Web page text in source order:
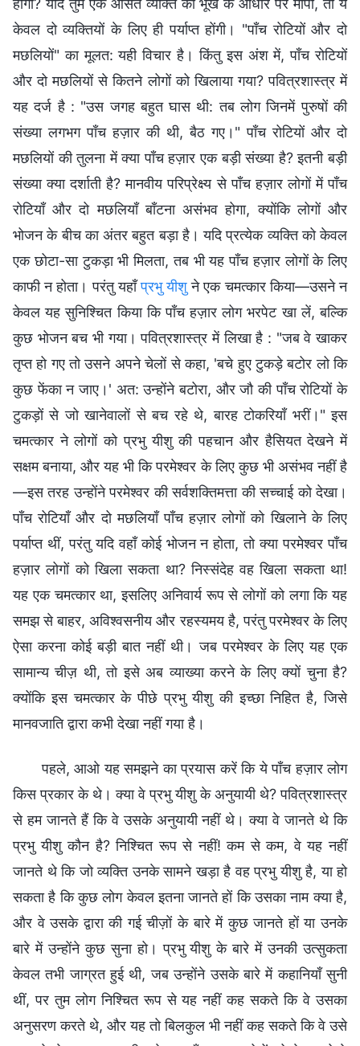
केवल दो व्यक्तियों के लिए ही पर्याप्त होंगी। "पाँच रोटियों और दो
मछलियों" का मूलत: यही विचार है। किंतु इस अंश में, पाँच रोटियों
और दो मछलियों से कितने लोगों को खिलाया गया? पवित्रशास्त्र में
यह दर्ज है : "उस जगह बहुत घास थी: तब लोग जिनमें पुरुषों की
संख्या लगभग पाँच हज़ार की थी, बैठ गए।" पाँच रोटियों और दो
मछलियों की तुलना में क्या पाँच हज़ार एक बड़ी संख्या है? इतनी बड़ी
संख्या क्या दर्शाती है? मानवीय परिप्रेक्ष्य से पाँच हज़ार लोगों में पाँच
रोटियाँ और दो मछलियाँ बाँटना असंभव होगा, क्योंकि लोगों और
भोजन के बीच का अंतर बहुत बड़ा है। यदि प्रत्येक व्यक्ति को केवल
एक छोटा-सा टुकड़ा भी मिलता, तब भी यह पाँच हज़ार लोगों के लिए
काफी न होता। परंतु यहाँप्रभु यीशुने एक चमत्कार किया—उसने न
केवल यह सुनिश्चित किया कि पाँच हज़ार लोग भरपेट खा लें, बल्कि
कुछ भोजन बच भी गया। पवित्रशास्त्र में लिखा है : "जब वे खाकर
तृप्‍त हो गए तो उसने अपने चेलों से कहा, 'बचे हुए टुकड़े बटोर लो कि
कुछ फेंका न जाए।' अत: उन्होंने बटोरा, और जौ की पाँच रोटियों के
टुकड़ों से जो खानेवालों से बच रहे थे, बारह टोकरियाँ भरीं।" इस
चमत्कार ने लोगों को प्रभु यीशु की पहचान और हैसियत देखने में
सक्षम बनाया, और यह भी कि परमेश्वर के लिए कुछ भी असंभव नहीं है
—इस तरह उन्होंने परमेश्वर की सर्वशक्तिमत्ता की सच्चाई को देखा।
पाँच रोटियाँ और दो मछलियाँ पाँच हज़ार लोगों को खिलाने के लिए
पर्याप्त थीं, परंतु यदि वहाँ कोई भोजन न होता, तो क्या परमेश्वर पाँच
हज़ार लोगों को खिला सकता था? निस्संदेह वह खिला सकता था!
यह एक चमत्कार था, इसलिए अनिवार्य रूप से लोगों को लगा कि यह
समझ से बाहर, अविश्वसनीय और रहस्यमय है, परंतु परमेश्वर के लिए
ऐसा करना कोई बड़ी बात नहीं थी। जब परमेश्वर के लिए यह एक
सामान्य चीज़ थी, तो इसे अब व्याख्या करने के लिए क्यों चुना है?
क्योंकि इस चमत्कार के पीछे प्रभु यीशु की इच्छा निहित है, जिसे
मानवजाति द्वारा कभी देखा नहीं गया है।
पहले, आओ यह समझने का प्रयास करें कि ये पाँच हज़ार लोग
किस प्रकार के थे। क्या वे प्रभु यीशु के अनुयायी थे? पवित्रशास्त्र
से हम जानते हैं कि वे उसके अनुयायी नहीं थे। क्या वे जानते थे कि
प्रभु यीशु कौन है? निश्चित रूप से नहीं! कम से कम, वे यह नहीं
जानते थे कि जो व्यक्ति उनके सामने खड़ा है वह प्रभु यीशु है, या हो
सकता है कि कुछ लोग केवल इतना जानते हों कि उसका नाम क्या है,
और वे उसके द्वारा की गई चीज़ों के बारे में कुछ जानते हों या उनके
बारे में उन्होंने कुछ सुना हो। प्रभु यीशु के बारे में उनकी उत्सुकता
केवल तभी जाग्रत हुई थी, जब उन्होंने उसके बारे में कहानियाँ सुनी
थीं, पर तुम लोग निश्चित रूप से यह नहीं कह सकते कि वे उसका
अनुसरण करते थे, और यह तो बिलकुल भी नहीं कह सकते कि वे उसे